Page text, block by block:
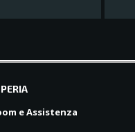
e Assistenza